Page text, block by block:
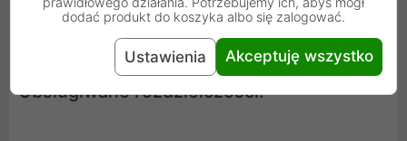
wybrednych graczy i znawców kina.
Obsługiwane rozdzielczości:
dodać produkt do koszyka albo się zalogować.
Ustawienia Akceptuję wszystko